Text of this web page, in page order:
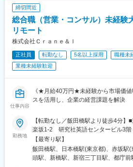
駅、中百舌鳥駅、大曽根駅、赤池駅(
北新地駅、大阪阿部野橋駅、近鉄名古
駅、天神駅、福岡空港駅(鉄道)、姪浜
駅(福岡県)、中洲川端駅、千早駅、三
線)、神戸駅(兵庫県)、姫路駅、新長田
和歌山駅、和歌山市駅、京都駅、京阪
賀県)、南草津駅、京阪石山駅、瀬田
広島駅、八本松駅、北参道駅、青井
人ライナー)、大崎広小路駅、祐天寺
田井駅、上前津駅、東別院駅、摂津
橋駅、千里中央駅(大阪モノレール)、
駅、玉造駅、宮之阪駅、新豊橋駅、な
駅、森下駅(愛知県)、国際センター駅
駅、櫛田神社前駅、西鉄千早駅、三宮
ンド駅、山陽姫路駅、西代駅、山陽
締切間近
総合職（営業・コンサル）未経験
リモート
株式会社Ｃｒａｎｅ＆Ｉ
正社員 転勤なし 5名以上採用
職種未
業種未経験歓迎
仕事内容
《★月給40万円★未経験から市場価
スを活用し、企業の経営課題を解決
勤務地
【転勤なし／飯田橋駅より徒歩4分】
楽坂1-2 研究社英語センタービル3階
橋駅 西口より徒歩4分◎東京メトロ飯
担当プロジェクトにより、将来的に
も可能です！
【最寄り駅】
飯田橋駅、日本橋駅(東京都)、赤坂駅
頭駅、新橋駅、新宿三丁目駅、都庁